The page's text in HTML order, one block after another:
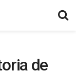
de